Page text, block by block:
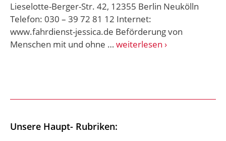
Lieselotte-Berger-Str. 42, 12355 Berlin Neukölln
Telefon: 030 – 39 72 81 12 Internet:
www.fahrdienst-jessica.de Beförderung von
Menschen mit und ohne … weiterlesen
Unsere Haupt- Rubriken: